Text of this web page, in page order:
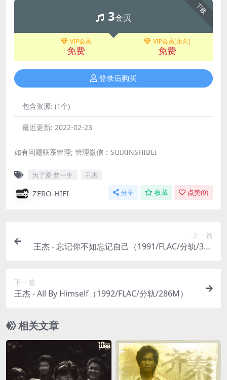
下载
3金贝
VIP会员
免费
VIP会员[永久]
免费
登录后购买
包含资源: (1个)
最近更新: 2022-02-23
如有问题联系管理; 管理微信：SUIXINSHIBEI
为了爱 梦一生 王杰
ZERO-HIFI 分享 收藏 点赞(0)
上一篇
王杰 - 忘记你不如忘记自己（1991/FLAC/分轨/320
下一篇
王杰 - All By Himself（1992/FLAC/分轨/286M）
相关文章